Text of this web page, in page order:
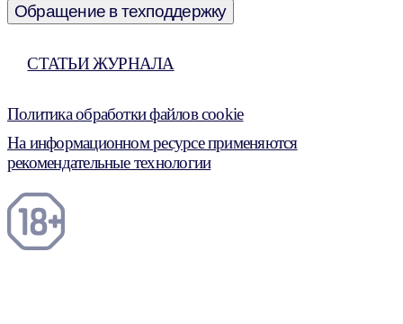
Обращение в техподдержку
СТАТЬИ ЖУРНАЛА
Политика обработки файлов cookie
На информационном ресурсе применяются
рекомендательные технологии